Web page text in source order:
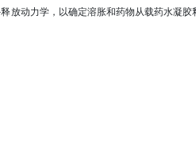
放动力学，以确定溶胀和药物从载药水凝